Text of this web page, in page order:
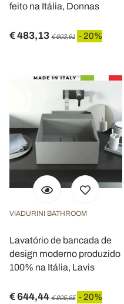
feito na Itália, Donnas
€ 483,13 € 603,91 - 20%
VIADURINI BATHROOM
Lavatório de bancada de
design moderno produzido
100% na Itália, Lavis
€ 644,44 € 805,55 - 20%